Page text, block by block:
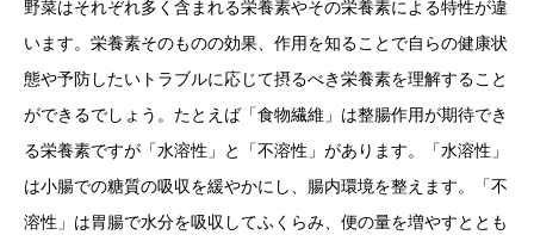
野菜はそれぞれ多く含まれる栄養素やその栄養素による特性が違
います。栄養素そのものの効果、作用を知ることで自らの健康状
態や予防したいトラブルに応じて摂るべき栄養素を理解すること
ができるでしょう。たとえば「食物繊維」は整腸作用が期待でき
る栄養素ですが「水溶性」と「不溶性」があります。「水溶性」
は小腸での糖質の吸収を緩やかにし、腸内環境を整えます。「不
溶性」は胃腸で水分を吸収してふくらみ、便の量を増やすととも